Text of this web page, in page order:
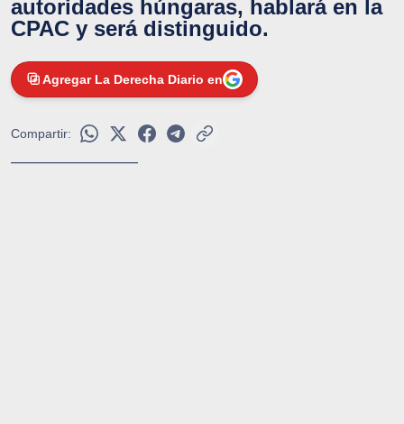
autoridades húngaras, hablará en la
CPAC y será distinguido.
Agregar La Derecha Diario en
Compartir: